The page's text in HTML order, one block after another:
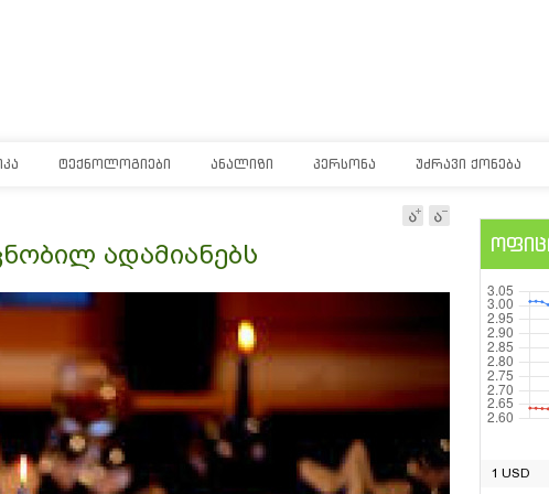
ᲢᲔᲥᲜᲝᲚᲝᲒᲘᲔᲑᲘ ᲐᲜᲐᲚᲘᲖᲘ ᲞᲔᲠᲡᲝᲜᲐ ᲣᲫᲠᲐᲕᲘ ᲥᲝᲜᲔᲑᲐ
ადამიანებს
1 USD